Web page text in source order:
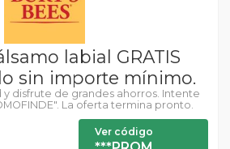
labial GRATIS
sin importe mínimo.
disfrute de grandes ahorros. Intente
La oferta termina pronto.
Ver código